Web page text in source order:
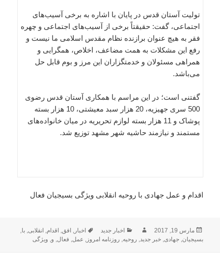
تولیت آستان قدس در پایان با اشاره به برخی آسیب‌های
اجتماعی، گفت: حقیقتاً برخی از آسیب‌های اجتماعی و چهره
فقر به هیچ عنوان برازنده نظام مقدس اسلامی ما نیست و
رفع این مشکلات به همت مضاعف، اخلاص، همگرایی و
همراهی مسئولان و خدمتگزاران این مرز و بوم قابل حل
می‌باشد.
گفتنی است؛ در این مراسم با همکاری آستان قدس رضوی
500 سری جهیزیه، 20 هزار سبد معیشتی، 10 هزار بسته
پوشاک و 11 هزار بسته لوازم تحریریه در میان خانواده‌های
مستمند و نیازمند حاشیه شهر مشهد توزیع شد.
اقدام و عمل جهادی با روحیه انقلابی ویژگی بسیجیان فعال
ارسال
شده
مارس 19, 2017 نویسندهدسته‌ها
اخبار جدید برچسب‌ها
اخبار, افق, اقدام, انقلابی,با,
بسیجیان,جهادی,خبر جدید, روحیه, روزنامه امروز, عمل, فعال, و, ویژگی